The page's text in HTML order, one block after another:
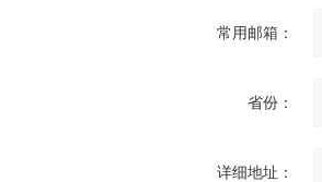
常用邮箱：
省份：
详细地址：